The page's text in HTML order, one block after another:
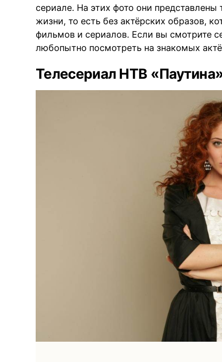
сериале. На этих фото они
жизни, то есть без актёрских образов,
фильмов и сериалов. Если вы смотрите
любопытно посмотреть на знакомых
Телесериал НТВ